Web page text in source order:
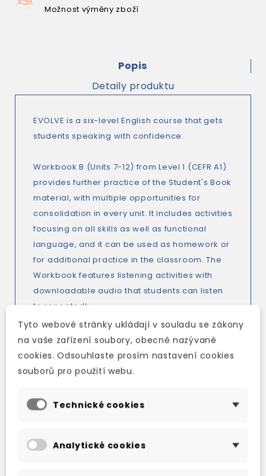
Možnost výměny zboží
Popis
Detaily produktu
EVOLVE is a six-level English course that gets
students speaking with confidence.
Workbook B (Units 7-12) from Level 1 (CEFR A1)
provides further practice of the Student's Book
material, with multiple opportunities for
consolidation in every unit. It includes activities
focusing on all skills as well as functional
language, and it can be used as homework or
for additional practice in the classroom. The
Workbook features listening activities with
downloadable audio that students can listen
to repeatedly.
TAKÉ DOPORUČUJEME
Tyto webové stránky ukládají v souladu se zákony
na vaše zařízení soubory, obecně nazývané
cookies. Odsouhlaste prosím nastavení cookies
souborů pro použití webu.
Technické cookies
Analytické cookies